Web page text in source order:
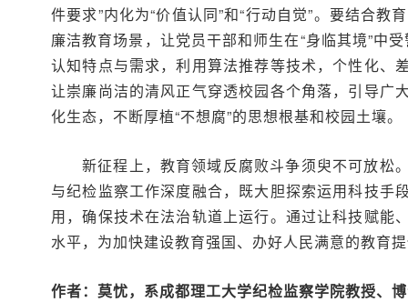
件要求”内化为“价值认同”和“行动自觉”。要结合
廉洁教育场景，让党员干部和师生在“身临其境”中
认知特点与需求，利用算法推荐等技术，个性化、
让崇廉尚洁的清风正气穿透校园各个角落，引导广
化生态，不断厚植“不想腐”的思想根基和校园土壤。
新征程上，教育领域反腐败斗争须臾不可放松
与纪检监察工作深度融合，既大胆探索运用科技手
用，确保技术在法治轨道上运行。通过让科技赋能
水平，为加快建设教育强国、办好人民满意的教育
作者：莫忧，系成都理工大学纪检监察学院教授、